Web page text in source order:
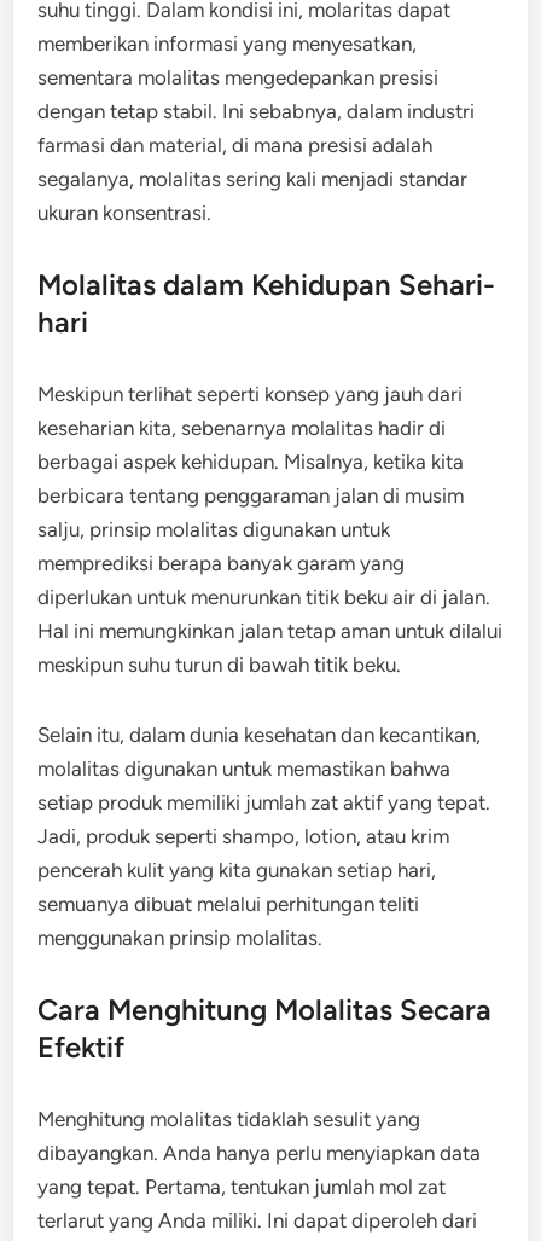
suhu tinggi. Dalam kondisi ini, molaritas dapat
memberikan informasi yang menyesatkan,
sementara molalitas mengedepankan presisi
dengan tetap stabil. Ini sebabnya, dalam industri
farmasi dan material, di mana presisi adalah
segalanya, molalitas sering kali menjadi standar
ukuran konsentrasi.
Molalitas dalam Kehidupan Sehari-
hari
Meskipun terlihat seperti konsep yang jauh dari
keseharian kita, sebenarnya molalitas hadir di
berbagai aspek kehidupan. Misalnya, ketika kita
berbicara tentang penggaraman jalan di musim
salju, prinsip molalitas digunakan untuk
memprediksi berapa banyak garam yang
diperlukan untuk menurunkan titik beku air di jalan.
Hal ini memungkinkan jalan tetap aman untuk dilalui
meskipun suhu turun di bawah titik beku.
Selain itu, dalam dunia kesehatan dan kecantikan,
molalitas digunakan untuk memastikan bahwa
setiap produk memiliki jumlah zat aktif yang tepat.
Jadi, produk seperti shampo, lotion, atau krim
pencerah kulit yang kita gunakan setiap hari,
semuanya dibuat melalui perhitungan teliti
menggunakan prinsip molalitas.
Cara Menghitung Molalitas Secara
Efektif
Menghitung molalitas tidaklah sesulit yang
dibayangkan. Anda hanya perlu menyiapkan data
yang tepat. Pertama, tentukan jumlah mol zat
terlarut yang Anda miliki. Ini dapat diperoleh dari